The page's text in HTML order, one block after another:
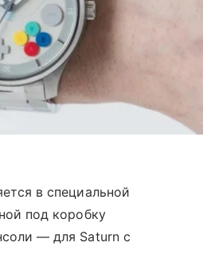
в специальной
под коробку
— для Saturn с